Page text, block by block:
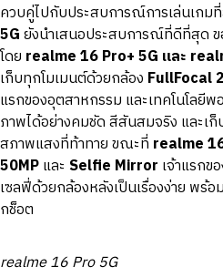
ควบคู่ไปกับประสบการณ์การเล่นเกม
5Gยังนำเสนอประสบการณ์ที่ดีที่สุด ข
โดย realme 16 Pro+ 5G และ
เก็บทุกโมเมนต์ด้วยกล้อง FullFocal
แรกของอุตสาหกรรม และเทคโนโลยี
ภาพได้อย่างคมชัด สีสันสมจริง และเ
สภาพแสงที่ท้าทาย ขณะที่ realme
50MPและ Selfie Mirror เจ้าแรกข
เซลฟี่ด้วยกล้องหลังเป็นเรื่องง่าย พร้
กช็อต
realme 16 Pro 5G